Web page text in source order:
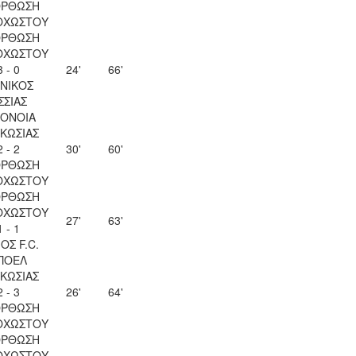
- 0
24' 66'
- 2
30' 60'
- 1
F.C.
27' 63'
- 3
26' 64'